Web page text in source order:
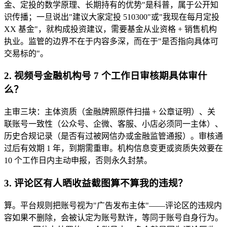
金、定投的数学原理、长期持有的优势"是科普，属于公开知
识传播；一旦说出"建议大家定投 510300"或"我现在每月定投
XX 基金"，就构成投资建议，需要基金从业资格 + 销售机构
执业。监管的边界不在于内容多深，而在于"是否指向具体可
交易标的"。
2. 视频号金融机构号 7 个工作日审核期具体审什
么？
主审三块：主体资质（金融牌照原件扫描 + 公章证明）、关
联账号一致性（公众号、企微、客服、小店必须同一主体）、
历史合规记录（是否有过被网信办或金融监管通报）。审核通
过后有效期 1 年，到期需重审。机构信息变更或资质失效要在
10 个工作日内主动申报，否则永久封禁。
3. 评论区有人晒收益截图算不算我的违规？
算。平台规则把账号视为"广告发布主体"——评论区的违规内
容如果不删除，会被认定为账号默许，等同于账号自身行为。